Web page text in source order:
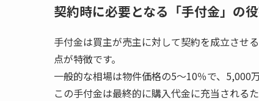
契約時に必要となる「手付金」の
手付金は買主が売主に対して契約を成立させ
点が特徴です。
一般的な相場は物件価格の5〜10％で、5,000
この手付金は最終的に購入代金に充当される